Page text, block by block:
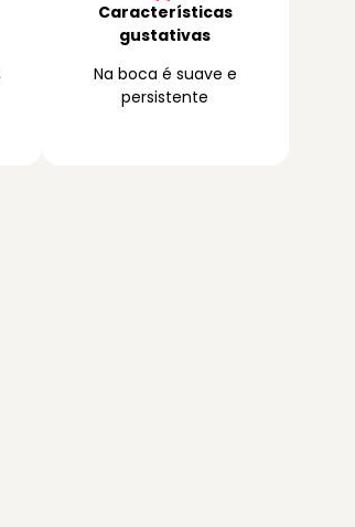
Características
gustativas
Na boca é suave e
persistente